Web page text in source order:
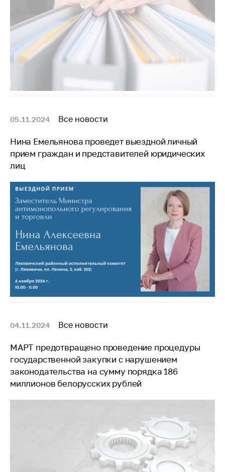
Общественная
жизнь
Идеологическая
работа
5 лет МАРТ
Деятельность
Ценовая политика
Антимонопольное
регулирование и
конкуренция
Торговля и услуги
контроль закупок
потребителей
Регулирование
рекламной
Международное
Применение мер
нетарифного
регулирования
Биржевая торговля
05.11.2024 Все новости
Нина Емельянова проведет выездной личный
прием граждан и представителей юридических
лиц
04.11.2024 Все новости
МАРТ предотвращено проведение процедуры
государственной закупки с нарушением
законодательства на сумму порядка 186
миллионов белорусских рублей